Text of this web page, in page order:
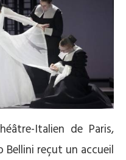
Italien de Paris,
Bellini reçut un accueil